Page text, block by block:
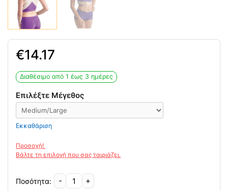
14.17
Διαθέσιμο από 1 έως 3 ημέρες
Επιλέξτε Μέγεθος
Εκκαθάριση
-
Τιράντα
+